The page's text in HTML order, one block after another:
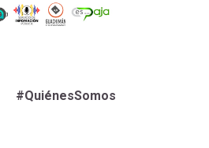
#QuiénesSomos